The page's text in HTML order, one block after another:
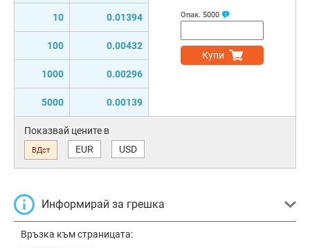
10 0.01394
100 0.00432
1000 0.00296
5000 0.00139
Опак. 5000
Купи
Показвай цените в
ВДст EUR USD
Информирай за грешка
Връзка към страницата: